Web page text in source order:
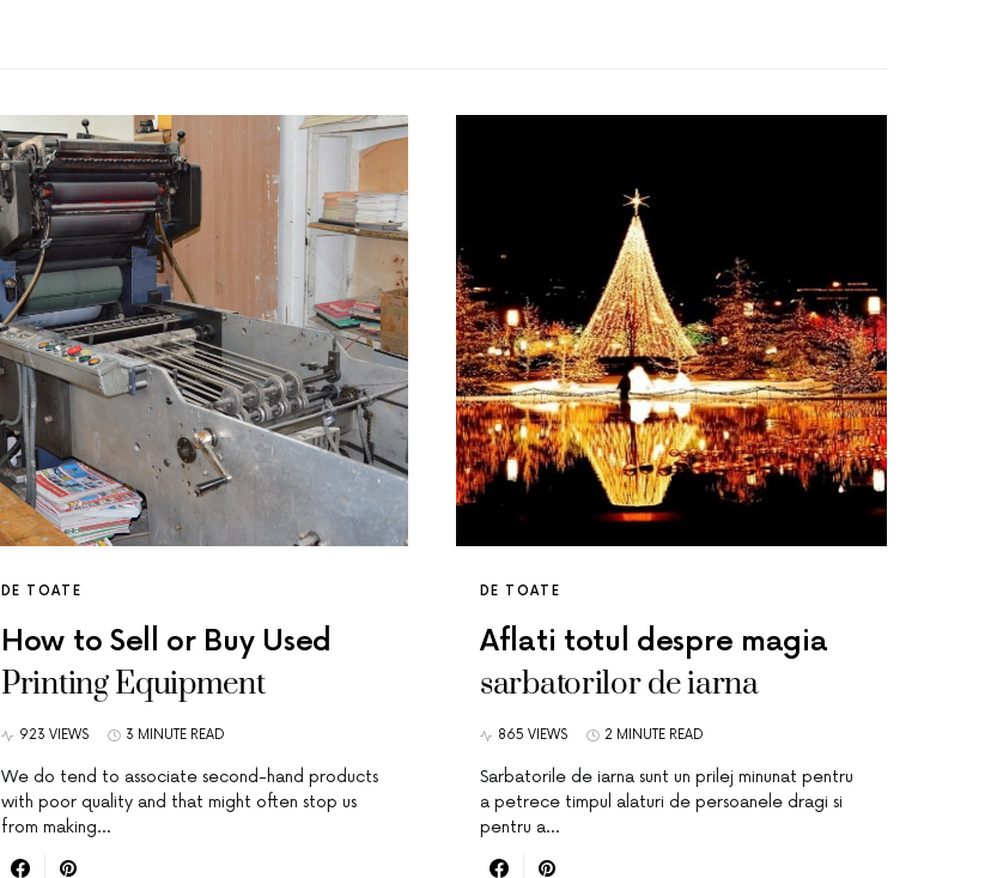
DE TOATE
How to Sell or Buy Used
Printing Equipment
923 VIEWS 3 MINUTE READ
We do tend to associate second-hand products
with poor quality and that might often stop us
from making…
DE TOATE
Aflati totul despre magia
sarbatorilor de iarna
865 VIEWS 2 MINUTE READ
Sarbatorile de iarna sunt un prilej minunat pentru
a petrece timpul alaturi de persoanele dragi si
pentru a…